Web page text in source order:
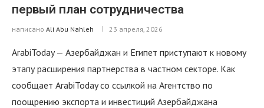
первый план сотрудничества
написано Ali Abu Nahleh 23 апреля, 2026
ArabiToday — Азербайджан и Египет приступают к новому
этапу расширения партнерства в частном секторе. Как
сообщает ArabiToday со ссылкой на Агентство по
поощрению экспорта и инвестиций Азербайджана